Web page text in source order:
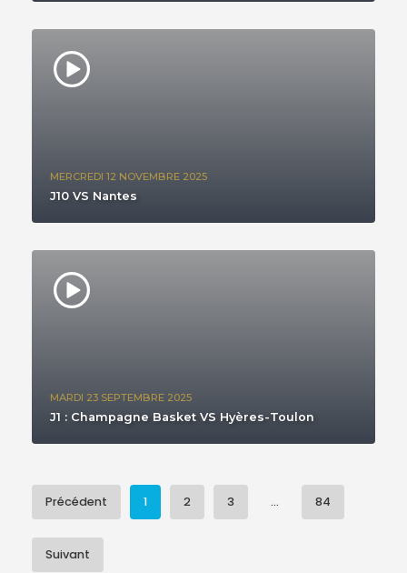
MERCREDI 12 NOVEMBRE 2025
J10 VS Nantes
MARDI 23 SEPTEMBRE 2025
J1 : Champagne Basket VS Hyères-Toulon
Précédent 1 2 3 ... 84
Suivant